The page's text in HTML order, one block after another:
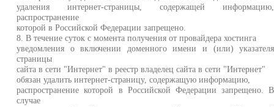
удаления интернет-страницы, содержащей информацию,
распространение
которой в Российской Федерации запрещено.
8. В течение суток с момента получения от провайдера хостинга
уведомления о включении доменного имени и (или) указателя
страницы
сайта в сети "Интернет" в реестр владелец сайта в сети "Интернет"
обязан удалить интернет-страницу, содержащую информацию,
распространение которой в Российской Федерации запрещено. В
случае